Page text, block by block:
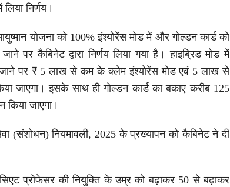
निर्णय।
योजना को 100% इंश्योरेंस मोड में और गोल्डन कार्ड को
पर कैबिनेट द्वारा निर्णय लिया गया है। हाइब्रिड मोड में
जाने पर ₹ 5 लाख से कम के क्लेम इंश्योरेंस मोड एवं 5 लाख से
जाएगा। इसके साथ ही गोल्डन कार्ड का बकाए करीब 125
किया जाएगा।
(संशोधन) नियमावली, 2025 के प्रख्यापन को कैबिनेट ने दी
प्रोफेसर की नियुक्ति के उम्र को बढ़ाकर 50 से बढ़ाकर